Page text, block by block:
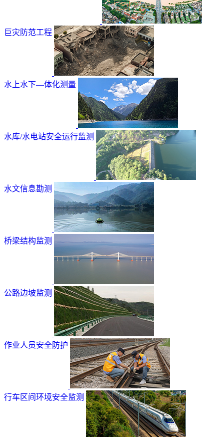
巨灾防范工程
水上水下—体化测量
水库/水电站安全运行监测
水文信息勘测
桥梁结构监测
公路边坡监测
作业人员安全防护
行车区间环境安全监测